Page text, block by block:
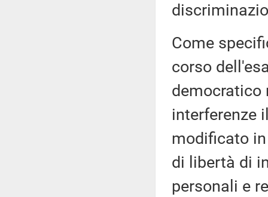
Come
corso
democratico
interferenze
modificato
di libertà di
personali e